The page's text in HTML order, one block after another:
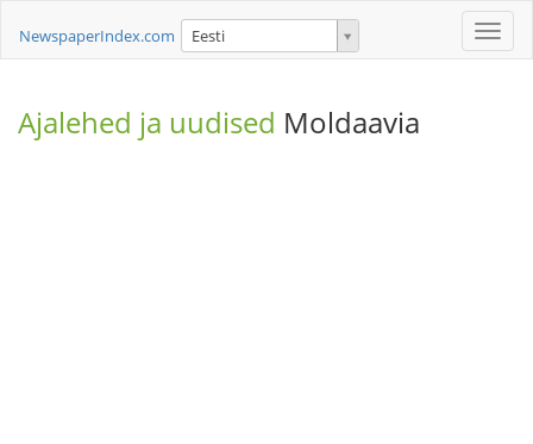
Toggle
NewspaperIndex.com Eesti
Ajalehed ja uudised Moldaavia